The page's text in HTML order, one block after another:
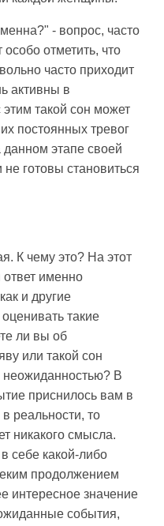
- вопрос, часто
отметить, что
часто приходит
активны в
такой сон может
постоянных тревог
этапе своей
готовы становиться
К чему это? На этот
именно
и другие
такие
ли вы об
или такой сон
неожиданностью? В
приснилось вам в
реальности, то
никакого смысла.
себе какой-либо
продолжением
интересное значение
события,